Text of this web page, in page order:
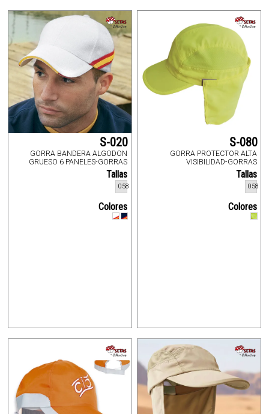
S-020
GORRA BANDERA ALGODON
GRUESO 6 PANELES-GORRAS
Tallas
058
Colores
S-080
GORRA PROTECTOR ALTA
VISIBILIDAD-GORRAS
Tallas
058
Colores